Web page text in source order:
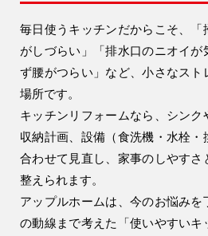
毎日使うキッチンだからこそ、
がしづらい」「排水口のニオイが
ず腰がつらい」など、小さなスト
場所です。
キッチンリフォームなら、シンク
収納計画、設備（食洗機・水栓・
合わせて見直し、家事のしやすさ
整えられます。
アップルホームは、今のお悩みを
の動線まで考えた「使いやすいキ